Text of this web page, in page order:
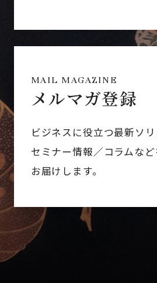
MAIL MAGAZINE
メルマガ登録
ビジネスに役立つ最新ソ
セミナー情報／コラムなど
お届けします。